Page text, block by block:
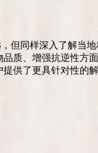
但同样深入了解当
质、增强抗逆性方
供了更具针对性的